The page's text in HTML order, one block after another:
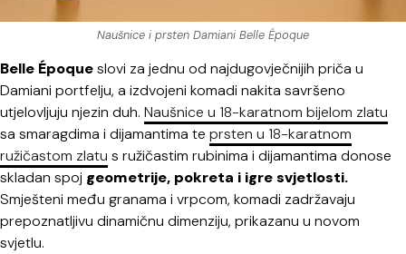
Naušnice i prsten Damiani Belle Époque
Belle Époqueslovi za jednu od najdugovječnijih priča u
Damiani portfelju, a izdvojeni komadi nakita savršeno
utjelovljuju njezin duh. Naušnice u 18-karatnom bijelom zlatu
sa smaragdima i dijamantima te prsten u 18-karatnom
ružičastom zlatu s ružičastim rubinima i dijamantima donose
skladan spoj geometrije, pokreta i igre svjetlosti.
Smješteni među granama i vrpcom, komadi zadržavaju
prepoznatljivu dinamičnu dimenziju, prikazanu u novom
svjetlu.